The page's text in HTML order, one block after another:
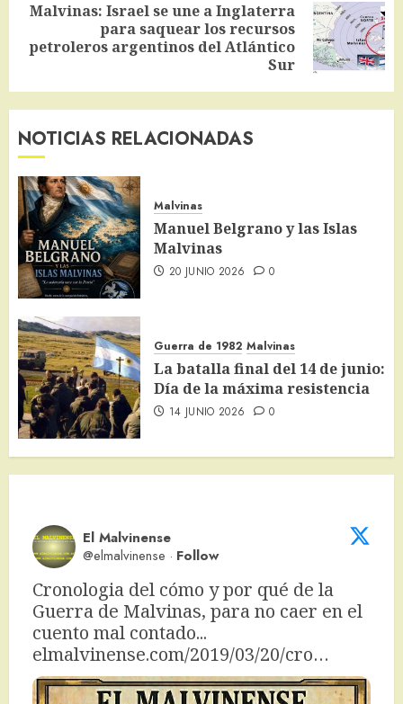
entrada:
Malvinas: Israel se une a Inglaterra
para saquear los recursos
petroleros argentinos del Atlántico
Sur
NOTICIAS RELACIONADAS
Malvinas
Manuel Belgrano y las Islas
Malvinas
20 JUNIO 2026 0
Guerra de 1982 Malvinas
La batalla final del 14 de junio:
Día de la máxima resistencia
14 JUNIO 2026 0
El Malvinense
@elmalvinense · Follow
Cronologia del cómo y por qué de la
Guerra de Malvinas, para no caer en el
elmalvinense.com/2019/03/20/cro…